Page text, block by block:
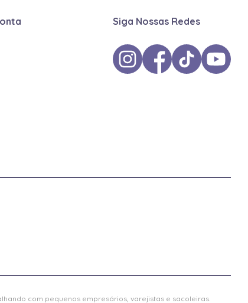
Siga Nossas Redes
com pequenos empresários, varejistas e sacoleiras.